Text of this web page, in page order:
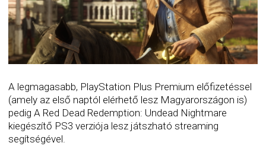
A legmagasabb, PlayStation Plus Premium előfizetéssel
(amely az első naptól elérhető lesz Magyarországon is)
pedig A Red Dead Redemption: Undead Nightmare
kiegészítő PS3 verziója lesz játszható streaming
segítségével.